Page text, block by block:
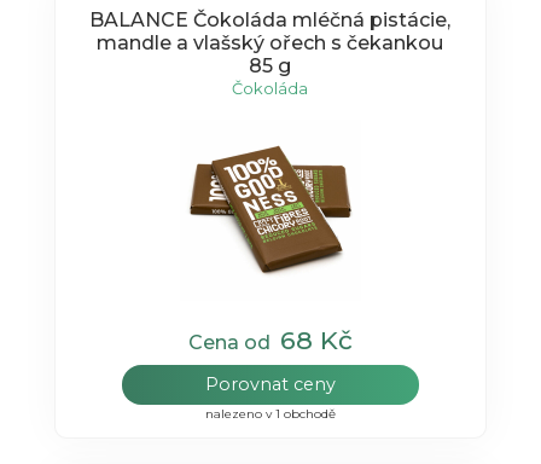
BALANCE Čokoláda mléčná pistácie,
mandle a vlašský ořech s čekankou
85 g
Čokoláda
Cena od 68 Kč
Porovnat ceny
nalezeno v 1 obchodě